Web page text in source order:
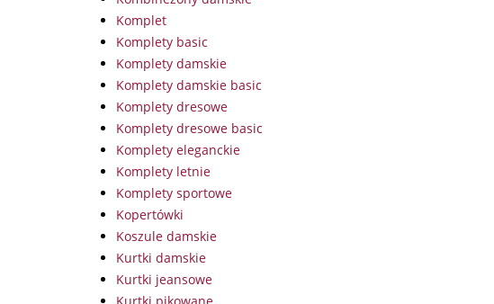
Komplet
Komplety basic
Komplety damskie
Komplety damskie basic
Komplety dresowe
Komplety dresowe basic
Komplety eleganckie
Komplety letnie
Komplety sportowe
Kopertówki
Koszule damskie
Kurtki damskie
Kurtki jeansowe